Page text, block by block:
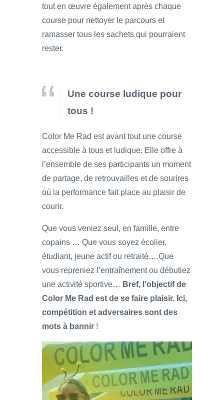
tout en œuvre également après chaque
course pour nettoyer le parcours et
ramasser tous les sachets qui pourraient
rester.
Une course ludique pour
tous !
Color Me Rad est avant tout une course
accessible à tous et ludique. Elle offre à
l’ensemble de ses participants un moment
de partage, de retrouvailles et de sourires
où la performance fait place au plaisir de
courir.
Que vous veniez seul, en famille, entre
copains … Que vous soyez écolier,
étudiant, jeune actif ou retraité….Que
vous repreniez l’entraînement ou débutiez
une activité sportive… Bref, l’objectif de
Color Me Rad est de se faire plaisir. Ici,
compétition et adversaires sont des
mots à bannir !